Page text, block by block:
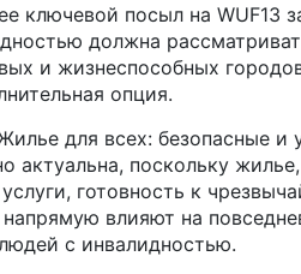
ключевой посыл на WUF13
должна
и жизнеспособных
опция.
для всех: безопасные и
актуальна, поскольку
готовность к
влияют на
с инвалидностью.